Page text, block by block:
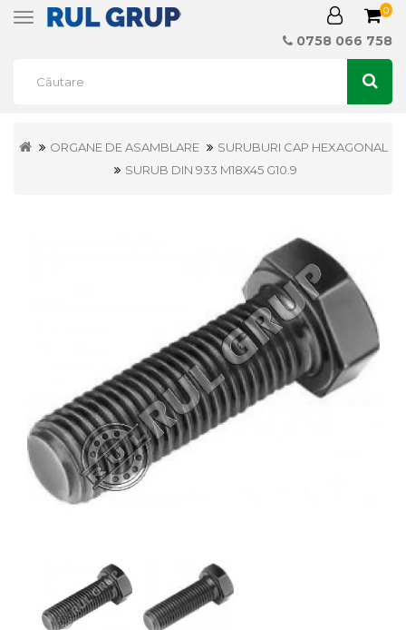
Toggle
0
0758 066 758
ORGANE DE ASAMBLARE
SURUBURI CAP HEXAGONAL
SURUB DIN 933 M18X45 G10.9